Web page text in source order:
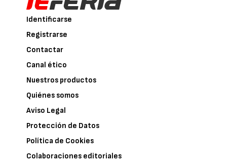
Identificarse
Registrarse
Contactar
Canal ético
Nuestros productos
Quiénes somos
Aviso Legal
Protección de Datos
Política de Cookies
Colaboraciones editoriales